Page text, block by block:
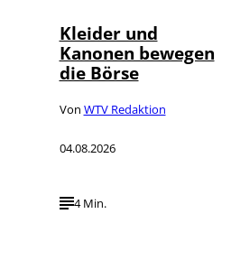
Kleider und
Kanonen bewegen
die Börse
Von WTV Redaktion
04.08.2026
4 Min.